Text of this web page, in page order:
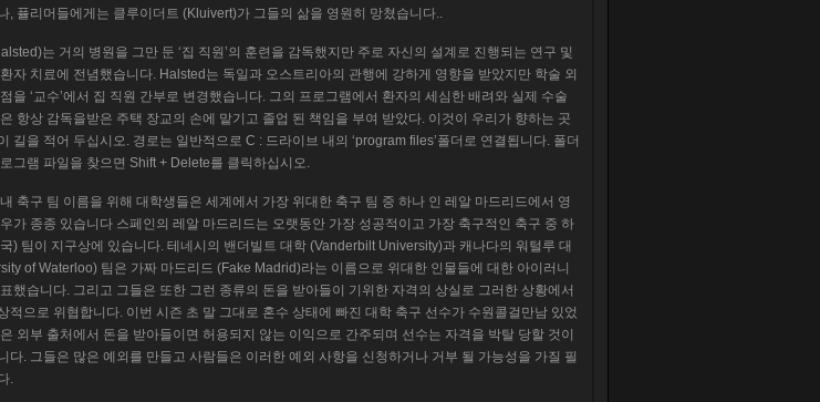
, 퓰리머들에게는 클루이더트 (Kluivert)가 그들의 삶을 영원히 망쳤습니다..
는 거의 병원을 그만 둔 ‘집 직원’의 훈련을 감독했지만 주로 자신의 설계로 진행되는 연구 및
자 치료에 전념했습니다. Halsted는 독일과 오스트리아의 관행에 강하게 영향을 받았지만 학술 외
을 ‘교수’에서 집 직원 간부로 변경했습니다. 그의 프로그램에서 환자의 세심한 배려와 실제 수술
항상 감독을받은 주택 장교의 손에 맡기고 졸업 된 책임을 부여 받았다. 이것이 우리가 향하는 곳
길을 적어 두십시오. 경로는 일반적으로 C : 드라이브 내의 ‘program files’폴더로 연결됩니다. 폴더
그램 파일을 찾으면 Shift + Delete를 클릭하십시오.
축구 팀 이름을 위해 대학생들은 세계에서 가장 위대한 축구 팀 중 하나 인 레알 마드리드에서 영
가 종종 있습니다 스페인의 레알 마드리드는 오랫동안 가장 성공적이고 가장 축구적인 축구 중 하
) 팀이 지구상에 있습니다. 테네시의 밴더빌트 대학 (Vanderbilt University)과 캐나다의 워털루 대
of Waterloo) 팀은 가짜 마드리드 (Fake Madrid)라는 이름으로 위대한 인물들에 대한 아이러니
했습니다. 그리고 그들은 또한 그런 종류의 돈을 받아들이 기위한 자격의 상실로 그러한 상황에서
적으로 위협합니다. 이번 시즌 초 말 그대로 혼수 상태에 빠진 대학 축구 선수가 수원콜걸만남 있었
외부 출처에서 돈을 받아들이면 허용되지 않는 이익으로 간주되며 선수는 자격을 박탈 당할 것이
다. 그들은 많은 예외를 만들고 사람들은 이러한 예외 사항을 신청하거나 거부 될 가능성을 가질 필
.